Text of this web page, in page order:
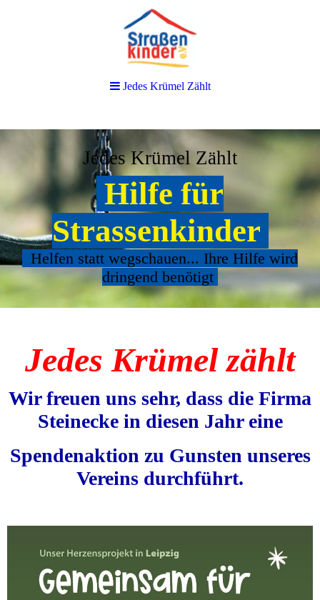
Jedes Krümel Zählt
Hilfe für
Strassenkinder
Helfen statt wegschauen... Ihre Hilfe wird
dringend benötigt
Jedes Krümel zählt
Wir freuen uns sehr, dass die Firma
Steinecke in diesen Jahr eine
Spendenaktion zu Gunsten unseres
Vereins durchführt.
Jedes Krümel Zählt